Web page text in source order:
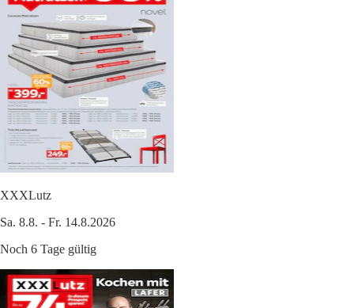
XXXLutz
Sa. 8.8. - Fr. 14.8.2026
Noch 6 Tage gültig